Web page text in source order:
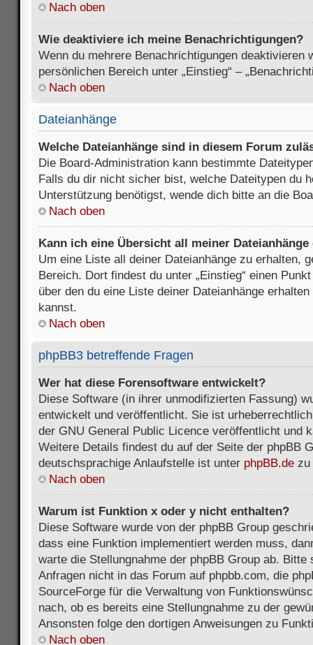
Nach oben
Wie deaktiviere ich meine Benachrichtigungen?
Wenn du mehrere Benachrichtigungen deaktivieren
persönlichen Bereich unter „Einstieg“ –
Nach oben
Dateianhänge
Welche Dateianhänge sind in diesem Forum
Die Board-Administration kann bestimmte
Falls du dir nicht sicher bist, welche Dateitypen du
Unterstützung benötigst, wende dich bitte an die
Nach oben
Kann ich eine Übersicht all meiner Dateianhänge
Um eine Liste all deiner Dateianhänge zu erhalten,
Bereich. Dort findest du unter „Einstieg“ einen
über den du eine Liste deiner Dateianhänge
kannst.
Nach oben
phpBB3 betreffende Fragen
Wer hat diese Forensoftware entwickelt?
Diese Software (in ihrer unmodifizierten Fassung)
entwickelt und veröffentlicht. Sie ist
der GNU General Public Licence veröffentlicht und
Weitere Details findest du auf der Seite der phpBB
deutschsprachige Anlaufstelle ist unter phpBB.de zu
Nach oben
Warum ist Funktion x oder y nicht enthalten?
Diese Software wurde von der phpBB Group
dass eine Funktion implementiert werden muss,
warte die Stellungnahme der phpBB Group ab. Bitte
Anfragen nicht in das Forum auf phpbb.com, die
SourceForge für die Verwaltung von
nach, ob es bereits eine Stellungnahme zu der
Ansonsten folge den dortigen Anweisungen zu
Nach oben